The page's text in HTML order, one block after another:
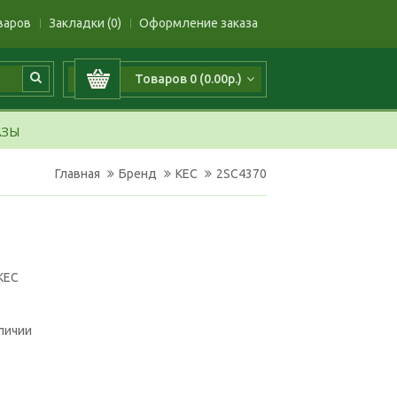
Закладки (0) Оформление заказа
Товаров 0 (0.00р.)
Главная Бренд KEC 2SC4370